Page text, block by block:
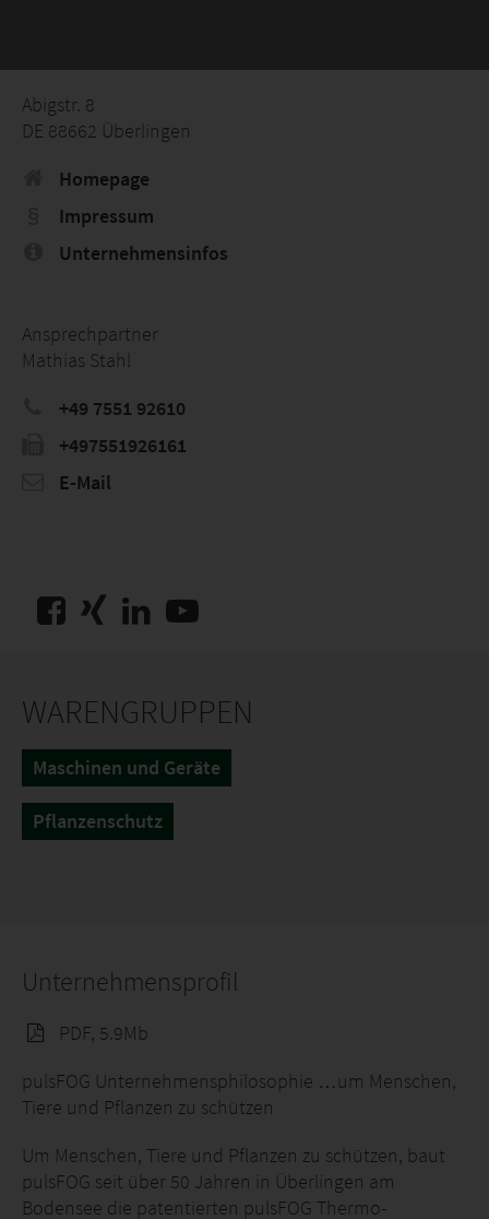
Abigstr. 8
DE 88662 Überlingen
Homepage
Impressum
Unternehmensinfos
Ansprechpartner
Mathias Stahl
+49 7551 92610
+497551926161
E-Mail
WARENGRUPPEN
Maschinen und Geräte
Pflanzenschutz
Unternehmensprofil
PDF, 5.9Mb
pulsFOG Unternehmensphilosophie …um Menschen,
Tiere und Pflanzen zu schützen
Um Menschen, Tiere und Pflanzen zu schützen, baut
pulsFOG seit über 50 Jahren in Überlingen am
Bodensee die patentierten pulsFOG Thermo-